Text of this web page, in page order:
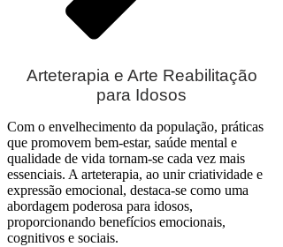
Arteterapia e Arte Reabilitação
para Idosos
Com o envelhecimento da população, práticas
que promovem bem-estar, saúde mental e
qualidade de vida tornam-se cada vez mais
essenciais. A arteterapia, ao unir criatividade e
expressão emocional, destaca-se como uma
abordagem poderosa para idosos,
proporcionando benefícios emocionais,
cognitivos e sociais.